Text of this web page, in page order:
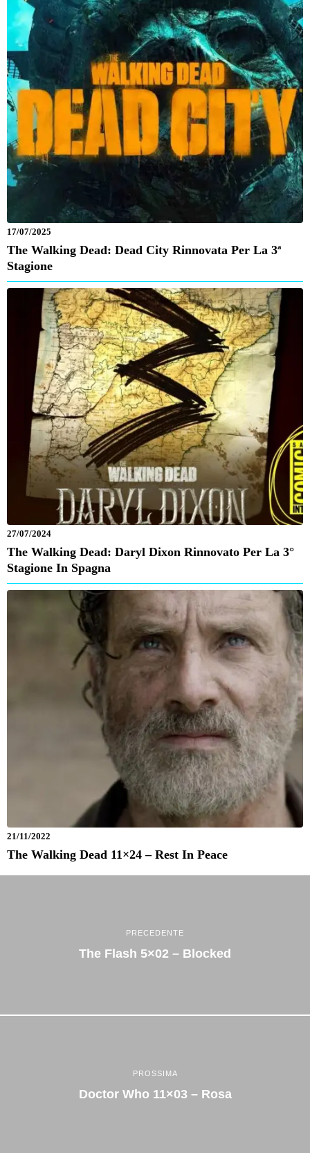
17/07/2025
The Walking Dead: Dead City Rinnovata Per La 3ª
Stagione
27/07/2024
The Walking Dead: Daryl Dixon Rinnovato Per La 3°
Stagione In Spagna
21/11/2022
The Walking Dead 11×24 – Rest In Peace
PRECEDENTE
The Flash 5×02 – Blocked
PROSSIMA
Doctor Who 11×03 – Rosa